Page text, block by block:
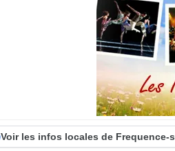
Voir les infos locales de Frequence-